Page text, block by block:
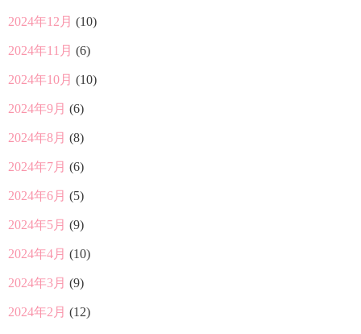
2024年12月 (10)
2024年11月 (6)
2024年10月 (10)
2024年9月 (6)
2024年8月 (8)
2024年7月 (6)
2024年6月 (5)
2024年5月 (9)
2024年4月 (10)
2024年3月 (9)
2024年2月 (12)